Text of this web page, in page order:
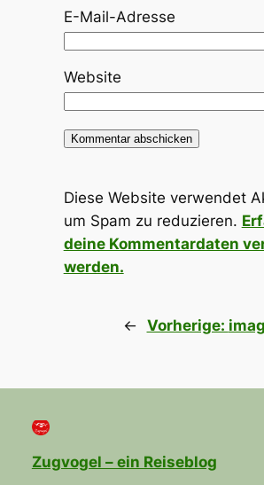
E-Mail-Adresse
Website
Diese Website verwendet
um Spam zu reduzieren.
deine Kommentardaten
werden.
← Vorherige:
Zugvogel – ein Reiseblog